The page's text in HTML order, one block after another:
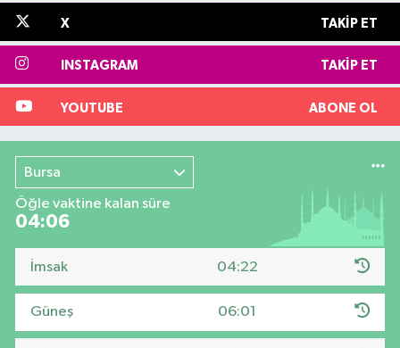
X TAKIP ET
INSTAGRAM TAKIP ET
YOUTUBE ABONE OL
Bursa
Öğle vaktine kalan süre
04:05
İmsak 04:22
Güneş 06:01